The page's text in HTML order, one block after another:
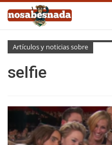
Artículos y noticias sobre
selfie